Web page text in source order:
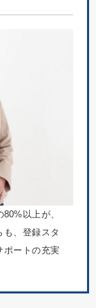
以上が、
も、登録スタ
ポートの充実